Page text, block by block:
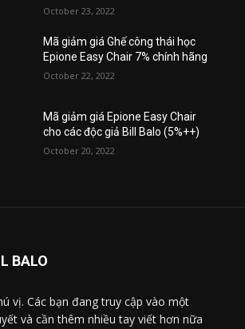
October 23, 2022
Mã giảm giá Ghế công thái học
Epione Easy Chair 7% chính hãng
October 22, 2022
Mã giảm giá Epione Easy Chair
cho các độc giả Bill Balo (5%++)
October 20, 2022
BALO
vị. Các bạn đang truy cập vào một
và cần thêm nhiều tay viết hơn nữa